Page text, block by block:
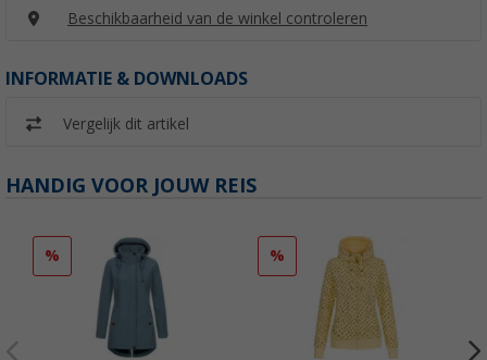
Beschikbaarheid van de winkel controleren
INFORMATIE & DOWNLOADS
Vergelijk dit artikel
HANDIG VOOR JOUW REIS
% %